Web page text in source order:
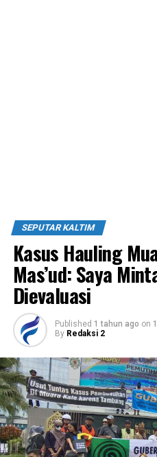
SEPUTAR KALTIM
Kasus Hauling
Mas’ud: Saya
Dievaluasi
Published 1 tahun ago on
By Redaksi 2